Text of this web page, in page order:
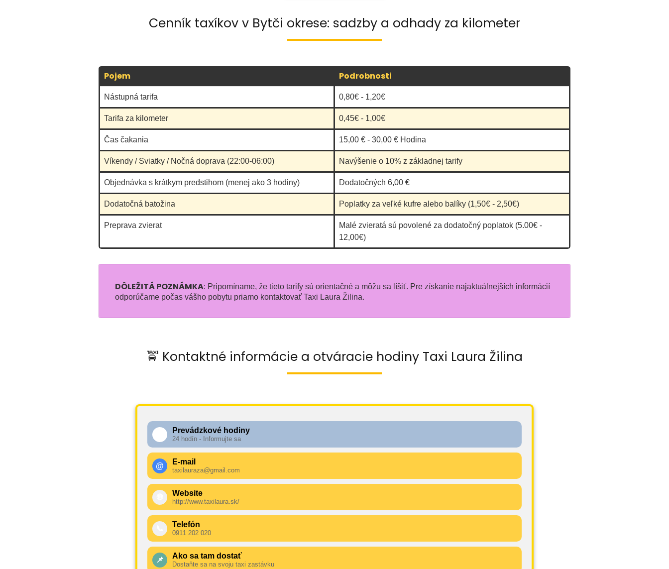
Cenník taxíkov v Bytči okrese: sadzby a odhady za kilometer
Pojem Podrobnosti
Nástupná tarifa 0,80€ - 1,20€
Tarifa za kilometer 0,45€ - 1,00€
Čas čakania 15,00 € - 30,00 € Hodina
Víkendy / Sviatky / Nočná doprava (22:00-06:00) Navýšenie o 10% z základnej tarify
Objednávka s krátkym predstihom (menej ako 3 hodiny) Dodatočných 6,00 €
Dodatočná batožina Poplatky za veľké kufre alebo balíky (1,50€ - 2,50€)
Preprava zvierat
Malé zvieratá sú povolené za dodatočný poplatok (5.00€ -
12,00€)
DÔLEŽITÁ POZNÁMKA: Pripomíname, že tieto tarify sú orientačné a môžu sa líšiť. Pre získanie najaktuálnejších informácií
odporúčame počas vášho pobytu priamo kontaktovať Taxi Laura Žilina.
🚖 Kontaktné informácie a otváracie hodiny Taxi Laura Žilina
Prevádzkové hodiny
24 hodín - Informujte sa
@ E-mail
taxilauraza@gmail.com
Website
http://www.taxilaura.sk/
Telefón
0911 202 020
📌 Ako sa tam dostať
Dostaňte sa na svoju taxi zastávku